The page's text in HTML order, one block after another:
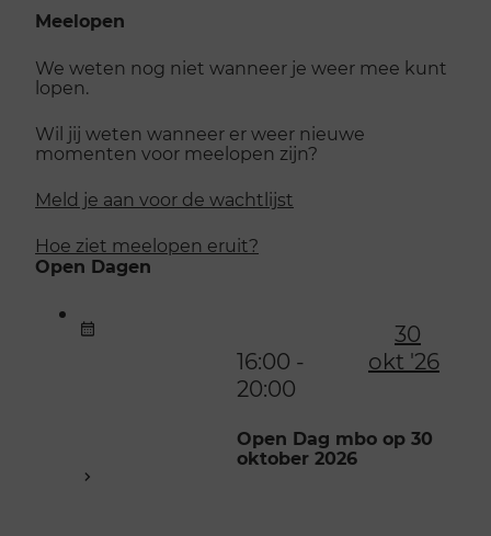
Meelopen
We weten nog niet wanneer je weer mee kunt
lopen.
Wil jij weten wanneer er weer nieuwe
momenten voor meelopen zijn?
Meld je aan voor de wachtlijst
Hoe ziet meelopen eruit?
Open Dagen
30
okt '26
16:00 -
20:00
Open Dag mbo op 30
oktober 2026